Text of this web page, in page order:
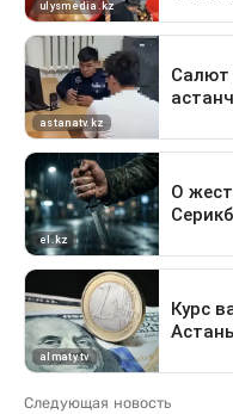
Следующая новость